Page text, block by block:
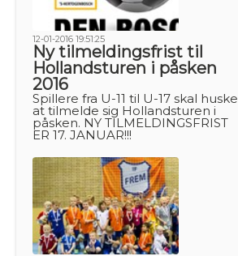
12-01-2016 19:51:25
Ny tilmeldingsfrist til
Hollandsturen i påsken
2016
Spillere fra U-11 til U-17 skal huske
at tilmelde sig Hollandsturen i
påsken. NY TILMELDINGSFRIST
ER 17. JANUAR!!!